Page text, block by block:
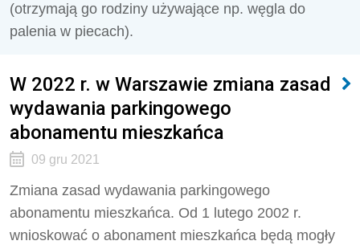
(otrzymają go rodziny używające np. węgla do
palenia w piecach).
W 2022 r. w Warszawie zmiana zasad
wydawania parkingowego
abonamentu mieszkańca
09 gru 2021
Zmiana zasad wydawania parkingowego
abonamentu mieszkańca. Od 1 lutego 2002 r.
wnioskować o abonament mieszkańca będą mogły